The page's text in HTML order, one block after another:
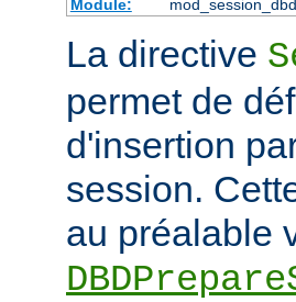
Module:
mod_session_dbd
La directive
permet de
d'insertion
session.
au préalable